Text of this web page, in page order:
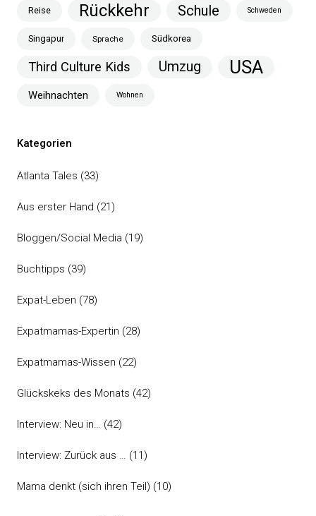
Reise Rückkehr Schule Schweden
Singapur Sprache Südkorea
Third Culture Kids Umzug USA
Weihnachten Wohnen
Kategorien
Atlanta Tales (33)
Aus erster Hand (21)
Bloggen/Social Media (19)
Buchtipps (39)
Expat-Leben (78)
Expatmamas-Expertin (28)
Expatmamas-Wissen (22)
Glückskeks des Monats (42)
Interview: Neu in… (42)
Interview: Zurück aus … (11)
Mama denkt (sich ihren Teil) (10)